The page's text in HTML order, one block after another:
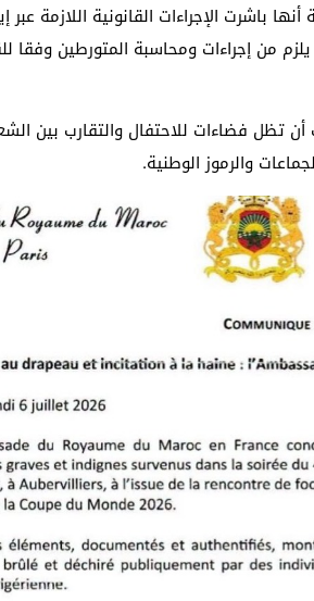
باشرت الإجراءات القانونية اللازمة عبر
من إجراءات ومحاسبة المتورطين وفقا
أن تظل فضاءات للاحتفال والتقارب بين
والرموز الوطنية.